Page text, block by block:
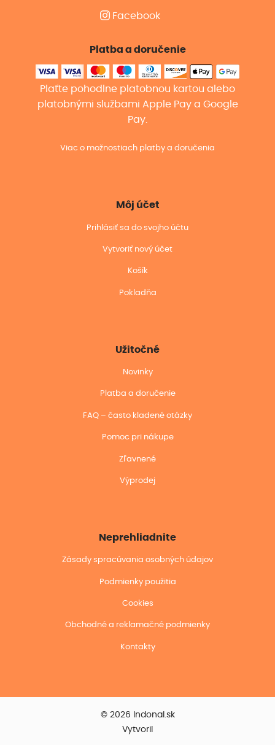
Facebook
Platba a doručenie
Plaťte pohodlne platobnou kartou alebo
platobnými službami Apple Pay a Google
Pay.
Viac o možnostiach platby a doručenia
Môj účet
Prihlásiť sa do svojho účtu
Vytvoriť nový účet
Košík
Pokladňa
Užitočné
Novinky
Platba a doručenie
FAQ – často kladené otázky
Pomoc pri nákupe
Zľavnené
Výprodej
Neprehliadnite
Zásady spracúvania osobných údajov
Podmienky použitia
Cookies
Obchodné a reklamačné podmienky
Kontakty
© 2026 Indonal.sk
Vytvoril